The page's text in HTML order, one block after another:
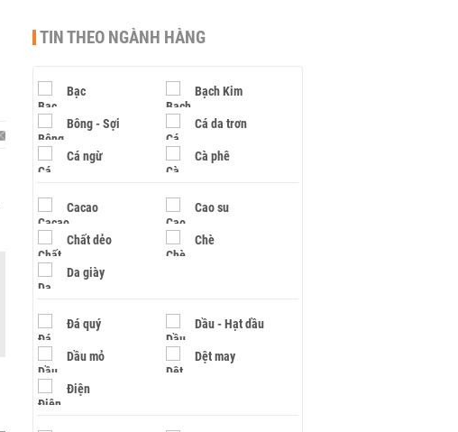
TIN THEO NGÀNH HÀNG
Bạc Bạch Kim
Bông - Sợi Cá da trơn
Cá ngừ Cà phê
Cacao Cao su
Chất dẻo Chè
Da giày
Đá quý Dầu - Hạt dầu
Dầu mỏ Dệt may
Điện